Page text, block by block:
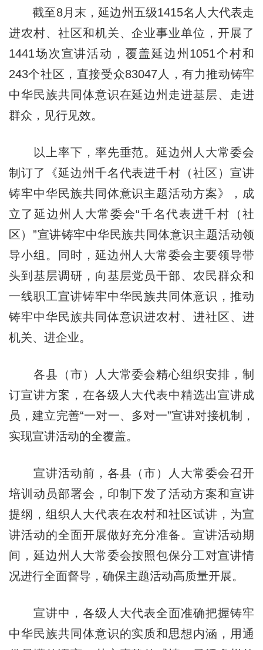
截至8月末，延边州五级1415名人大代表走
进农村、社区和机关、企业事业单位，开展了
1441场次宣讲活动，覆盖延边州1051个村和
243个社区，直接受众83047人，有力推动铸牢
中华民族共同体意识在延边州走进基层、走进
群众，见行见效。
以上率下，率先垂范。延边州人大常委会
制订了《延边州千名代表进千村（社区）宣讲
铸牢中华民族共同体意识主题活动方案》，成
立了延边州人大常委会“千名代表进千村（社
区）”宣讲铸牢中华民族共同体意识主题活动领
导小组。同时，延边州人大常委会主要领导带
头到基层调研，向基层党员干部、农民群众和
一线职工宣讲铸牢中华民族共同体意识，推动
铸牢中华民族共同体意识进农村、进社区、进
机关、进企业。
各县（市）人大常委会精心组织安排，制
订宣讲方案，在各级人大代表中精选出宣讲成
员，建立完善“一对一、多对一”宣讲对接机制，
实现宣讲活动的全覆盖。
宣讲活动前，各县（市）人大常委会召开
培训动员部署会，印制下发了活动方案和宣讲
提纲，组织人大代表在农村和社区试讲，为宣
讲活动的全面开展做好充分准备。宣讲活动期
间，延边州人大常委会按照包保分工对宣讲情
况进行全面督导，确保主题活动高质量开展。
宣讲中，各级人大代表全面准确把握铸牢
中华民族共同体意识的实质和思想内涵，用通